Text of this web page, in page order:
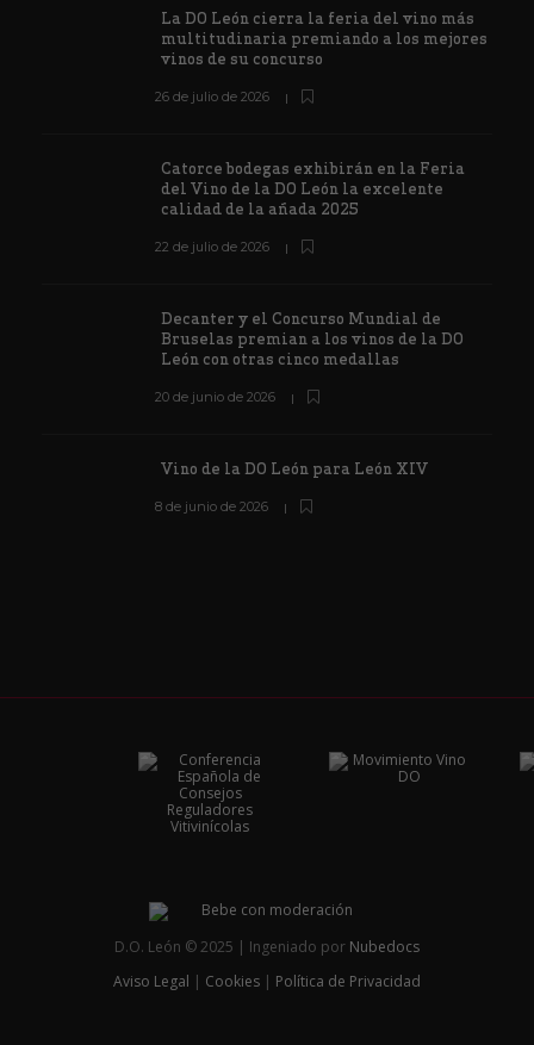
La DO León cierra la feria del vino más
multitudinaria premiando a los mejores
vinos de su concurso
26 de julio de 2026
Catorce bodegas exhibirán en la Feria
del Vino de la DO León la excelente
calidad de la añada 2025
22 de julio de 2026
Decanter y el Concurso Mundial de
Bruselas premian a los vinos de la DO
León con otras cinco medallas
20 de junio de 2026
Vino de la DO León para León XIV
8 de junio de 2026
D.O. León © 2025 | Ingeniado por Nubedocs
Aviso Legal
Cookies Política de Privacidad